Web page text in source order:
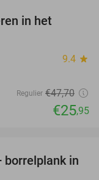
in het
9.4 star
Regulier €47,70
€25,95
6%
borrelplank in